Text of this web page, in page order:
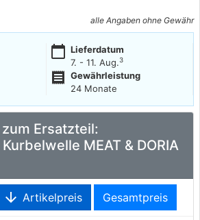
alle Angaben ohne Gewähr
calendar_today Lieferdatum
7. - 11. Aug.3
receipt
Gewährleistung
24 Monate
Ersatzteil:
MEAT & DORIA
arrow_downward Artikelpreis Gesamtpreis